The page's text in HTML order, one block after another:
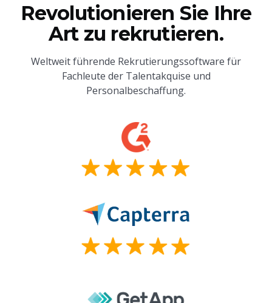
Revolutionieren Sie Ihre
Art zu rekrutieren.
Weltweit führende Rekrutierungssoftware für
Fachleute der Talentakquise und
Personalbeschaffung.